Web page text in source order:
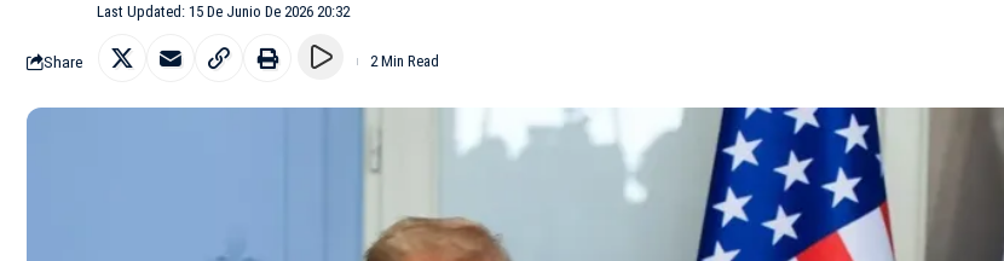
Last Updated: 15 De Junio De 2026 20:32
Share 2 Min Read